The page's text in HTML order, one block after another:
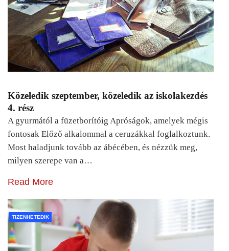
Közeledik szeptember, közeledik az iskolakezdés
4. rész
A gyurmától a füzetborítóig Apróságok, amelyek mégis
fontosak Előző alkalommal a ceruzákkal foglalkoztunk.
Most haladjunk tovább az ábécében, és nézzük meg,
milyen szerepe van a…
Read More
TIZENHETEDIK